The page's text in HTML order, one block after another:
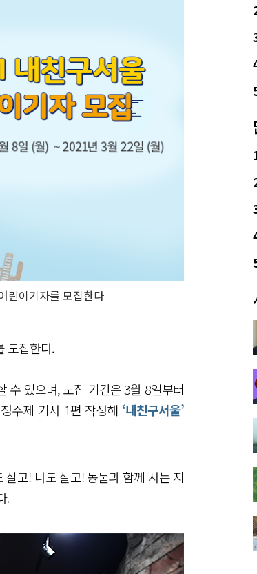
린이기자를 모집한다
모집한다.
수 있으며, 모집 기간은 3월 8일부터
주제 기사 1편 작성해 ‘내친구서울’
살고! 나도 살고! 동물과 함께 사는 지
.